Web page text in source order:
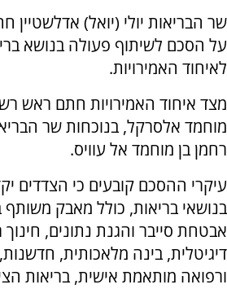
שר הבריאות יולי (יואל) אדלשטיין
על הסכם לשיתוף פעולה בנושא
לאיחוד האמירויות.
מצד איחוד האמירויות חתם ראש
מוחמד אלסרקל, בנוכחות שר
רחמן בן מוחמד אל עוויס.
עיקרי ההסכם קובעים כי הצדדים
בנושאי בריאות, כולל מאבק משותף
אבטחת סייבר והגנת נתונים, חינוך
דיגיטלית, בינה מלאכותית,
ורפואה מותאמת אישית, בריאות